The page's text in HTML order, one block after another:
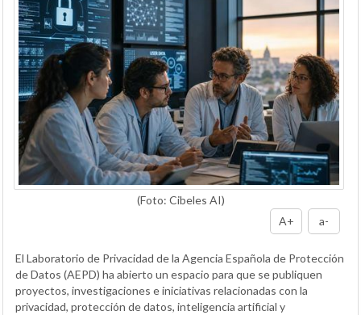
(Foto: Cibeles AI)
A+
a-
El Laboratorio de Privacidad de la Agencia Española de Protección
de Datos (AEPD) ha abierto un espacio para que se publiquen
proyectos, investigaciones e iniciativas relacionadas con la
privacidad, protección de datos, inteligencia artificial y